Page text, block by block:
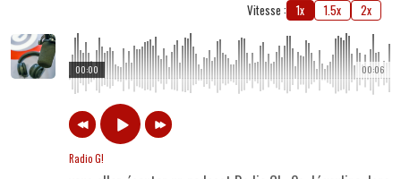
Vitesse : 1x 1.5x 2x
00:06
00:00
Radio G!